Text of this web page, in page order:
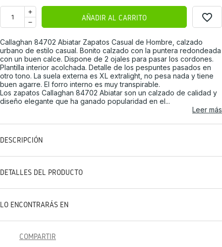
AÑADIR AL CARRITO favorite_border
Callaghan 84702 Abiatar Zapatos Casual de Hombre, calzado
urbano de estilo casual. Bonito calzado con la puntera redondeada
con un buen calce. Dispone de 2 ojales para pasar los cordones.
Plantilla interior acolchada. Detalle de los pespuntes pasados en
otro tono. La suela externa es XL extralight, no pesa nada y tiene
buen agarre. El forro interno es muy transpirable.
Los zapatos Callaghan 84702 Abiatar son un calzado de calidad y
diseño elegante que ha ganado popularidad en el...
Leer más
DESCRIPCIÓN
DETALLES DEL PRODUCTO
LO ENCONTRARÁS EN
COMPARTIR